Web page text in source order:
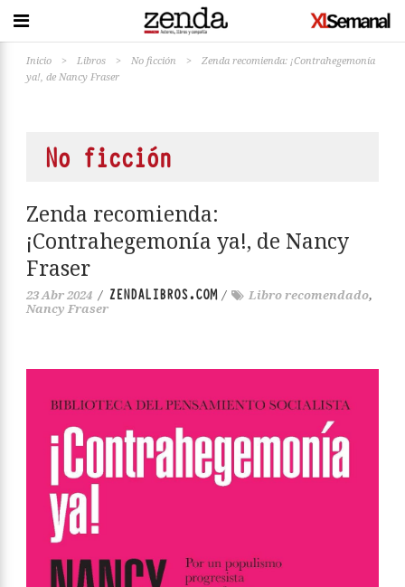
Inicio > Libros > No ficción >
Zenda recomienda: ¡Contrahegemonía
ya!, de Nancy Fraser
No ficción
Zenda recomienda:
¡Contrahegemonía ya!, de Nancy
Fraser
23 Abr 2024 / ZENDALIBROS.COM/ Libro recomendado,
Nancy Fraser